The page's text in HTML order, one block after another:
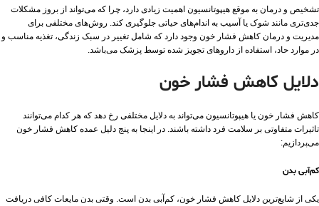
تشخیص و درمان به موقع هیپوتانسیون اهمیت زیادی دارد، چرا که می‌تواند از بروز مشکلات
جدی‌تری مانند شوک یا آسیب به اندام‌های حیاتی جلوگیری کند. روش‌های مختلفی برای
مدیریت و درمان کاهش فشار خون وجود دارد که شامل تغییر در سبک زندگی، تغذیه مناسب و
در موارد حاد، استفاده از داروهای تجویز شده توسط پزشک می‌باشد.
دلایل کاهش فشار خون
کاهش فشار خون یا هیپوتانسیون می‌تواند به دلایل مختلفی رخ دهد که هر کدام می‌توانند
تاثیرات متفاوتی بر سلامت فرد داشته باشند. در اینجا به پنج دلیل عمده کاهش فشار خون
می‌پردازیم:
کم‌آبی بدن
یکی از شایع‌ترین دلایل کاهش فشار خون، کم‌آبی بدن است. وقتی بدن مایعات کافی دریافت